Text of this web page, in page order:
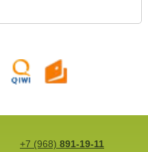
+7 (968) 891-19-11